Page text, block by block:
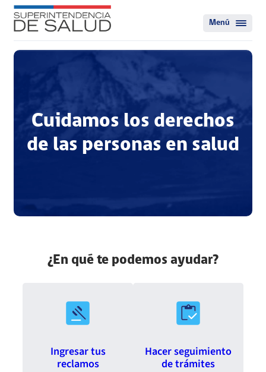
Menú
Cuidamos los derechos
de las personas en salud
¿En qué te podemos ayudar?
Ingresar tus
reclamos
Hacer seguimiento
de trámites